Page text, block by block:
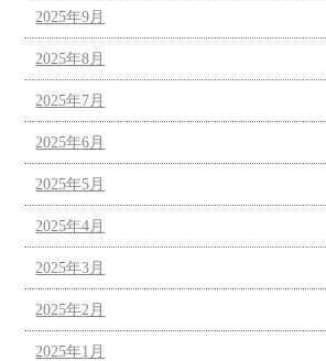
2025年9月
2025年8月
2025年7月
2025年6月
2025年5月
2025年4月
2025年3月
2025年2月
2025年1月